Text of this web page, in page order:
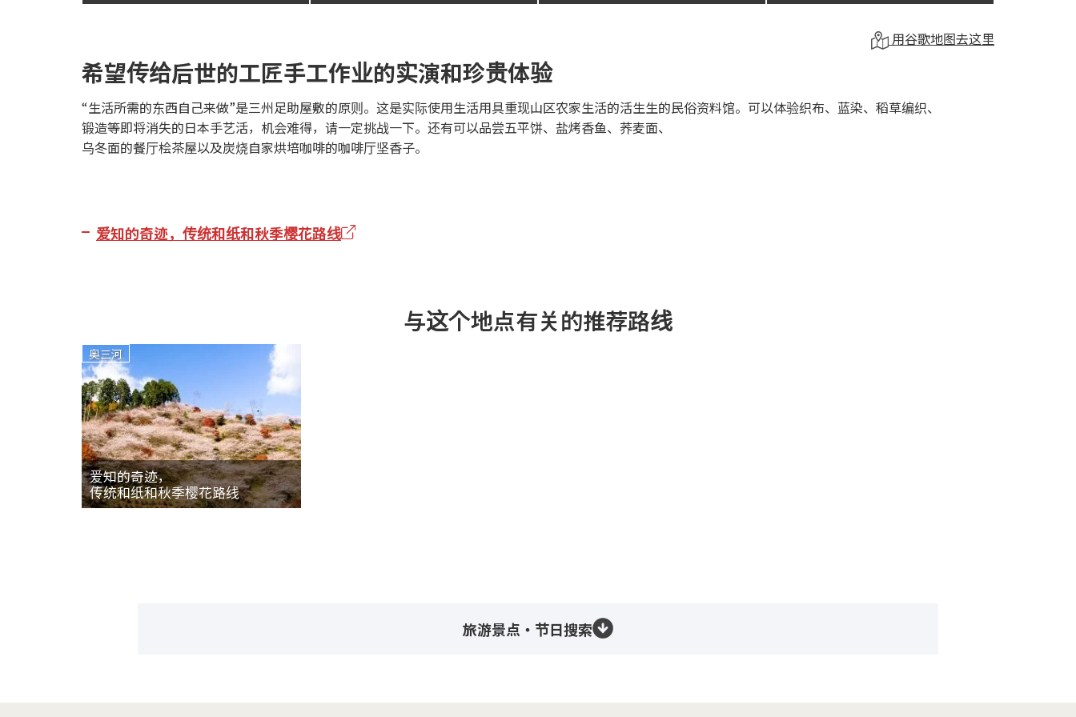
用谷歌地图去这里
希望传给后世的工匠手工作业的实演和珍贵体验
“生活所需的东西自己来做”是三州足助屋敷的原则。这是实际使用生活用具重现山区农家生活的活生生的民俗资料馆。可以体验织布、蓝染、稻草编织、
锻造等即将消失的日本手艺活，机会难得，请一定挑战一下。还有可以品尝五平饼、盐烤香鱼、荞麦面、
乌冬面的餐厅桧茶屋以及炭烧自家烘培咖啡的咖啡厅坚香子。
爱知的奇迹，传统和纸和秋季樱花路线
与这个地点有关的推荐路线
奥三河
爱知的奇迹，
传统和纸和秋季樱花路线
旅游景点・节日搜索